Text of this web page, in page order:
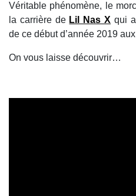
Véritable phénomène, le
la carrière de Lil Nas X qui
de ce début d’année 2019
On vous laisse découvrir…